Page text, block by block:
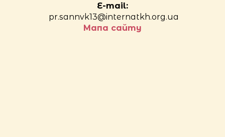
E-mail:
pr.sannvk13@internatkh.org.ua
Мапа сайту